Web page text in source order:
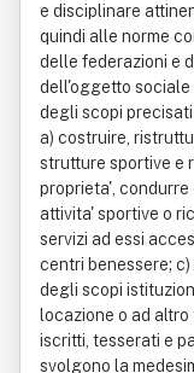
e disciplinare
quindi alle norme
delle federazioni e
dell'oggetto sociale
degli scopi
a) costruire,
strutture sportive e
proprieta', condurre
attivita' sportive o
servizi ad essi
centri benessere;
degli scopi
locazione o ad
iscritti, tesserati e
svolgono la